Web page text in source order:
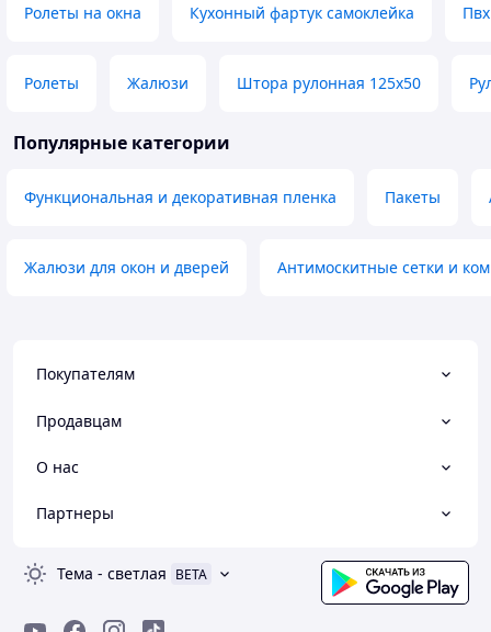
Ролеты на окна Кухонный фартук самоклейка
Ролеты Жалюзи Штора рулонная 125х50
Популярные категории
Функциональная и декоративная пленка Пакеты
Жалюзи для окон и дверей Антимоскитные сетки и
Покупателям
Продавцам
О нас
Партнеры
Тема - светлая BETA